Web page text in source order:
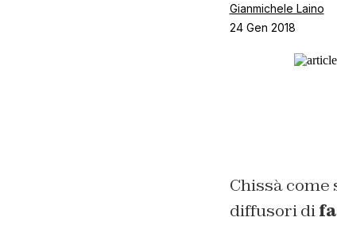
Gianmichele Laino
24 Gen 2018
Chissà come
diffusori di